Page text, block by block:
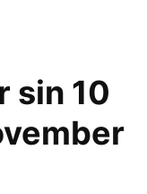
sin 10